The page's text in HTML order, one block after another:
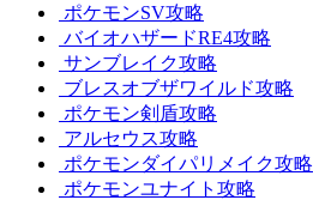
ポケモンSV攻略
バイオハザードRE4攻略
サンブレイク攻略
ブレスオブザワイルド攻略
ポケモン剣盾攻略
アルセウス攻略
ポケモンダイパリメイク攻略
ポケモンユナイト攻略